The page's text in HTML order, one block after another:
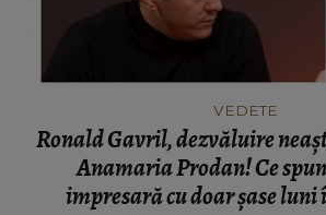
VEDETE
Ronald Gavril, dezvăluire
Anamaria Prodan! Ce
impresară cu doar șase luni